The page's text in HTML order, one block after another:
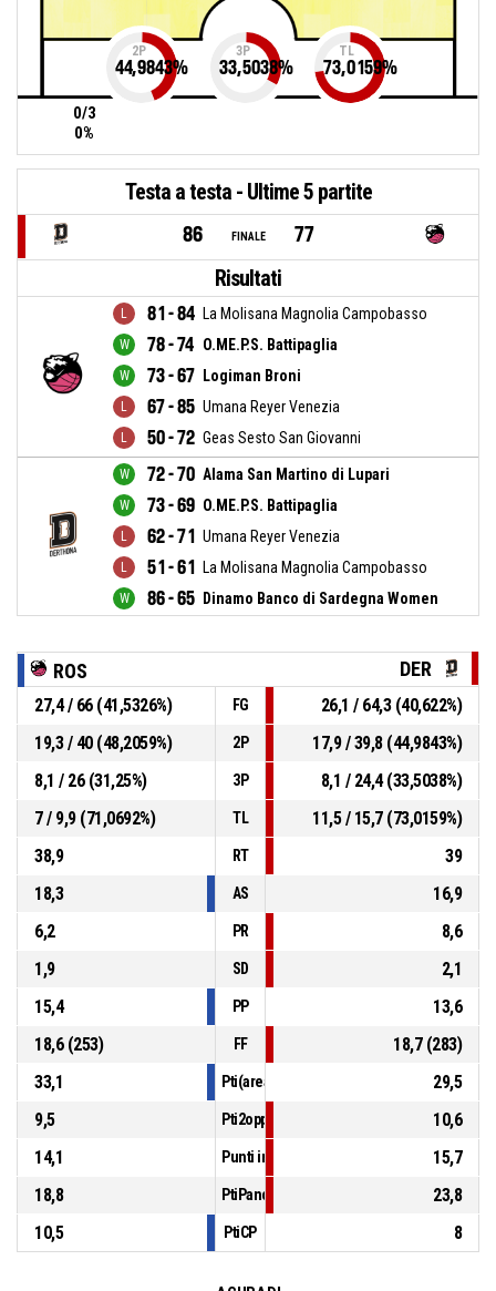
0/3
0%
2P
44,9843%
3P
33,5038%
TL
73,0159%
Testa a testa - Ultime 5 partite
86 FINALE 77
Risultati
81 - 84 La Molisana Magnolia Campobasso
78 - 74 O.ME.P.S. Battipaglia
73 - 67 Logiman Broni
67 - 85 Umana Reyer Venezia
50 - 72 Geas Sesto San Giovanni
72 - 70 Alama San Martino di Lupari
73 - 69 O.ME.P.S. Battipaglia
62 - 71 Umana Reyer Venezia
51 - 61 La Molisana Magnolia Campobasso
86 - 65 Dinamo Banco di Sardegna Women
ROS DER
27,4 / 66 (41,5326%) FG
26,1 / 64,3 (40,622%)
19,3 / 40 (48,2059%)
2P
17,9 / 39,8 (44,9843%)
8,1 / 26 (31,25%)
3P
8,1 / 24,4 (33,5038%)
7 / 9,9 (71,0692%)
TL
11,5 / 15,7 (73,0159%)
38,9
RT
39
18,3
AS
16,9
6,2
PR
8,6
1,9
SD
2,1
15,4
PP
13,6
18,6 (253)
FF
18,7 (283)
33,1
Pti(area)
29,5
9,5
Pti2opp
10,6
14,1
Punti in contropiede
15,7
18,8
PtiPanch
23,8
10,5
PtiCP 8